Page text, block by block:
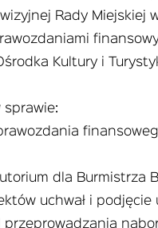
Rady Miejskiej
Kultury i
sprawie:
dla Burmistrza
uchwał i podjęcie